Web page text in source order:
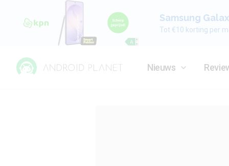
Samsung
Tot €10 korting per
Nieuws